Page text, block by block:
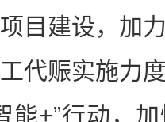
目建设，加
代赈实施力
能+”行动，